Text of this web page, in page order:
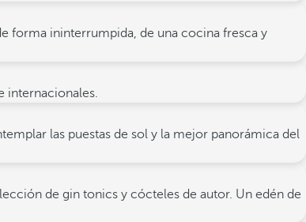
forma ininterrumpida, de una cocina fresca y
internacionales.
las puestas de sol y la mejor panorámica del
de gin tonics y cócteles de autor. Un edén de